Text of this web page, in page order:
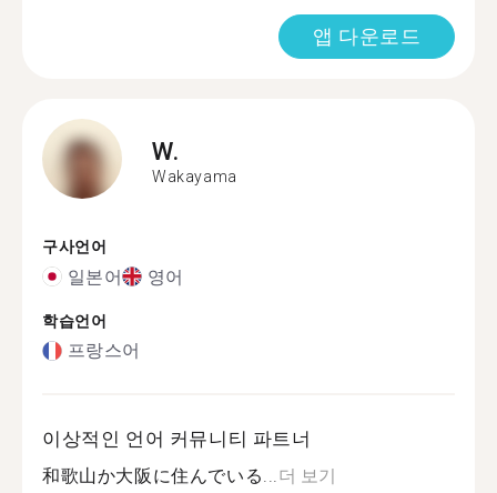
앱 다운로드
W.
Wakayama
구사언어
일본어 영어
학습언어
프랑스어
이상적인 언어 커뮤니티 파트너
和歌山か大阪に住んでいる...더 보기